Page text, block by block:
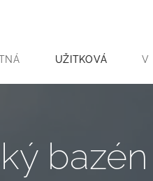
UŽITKOVÁ V